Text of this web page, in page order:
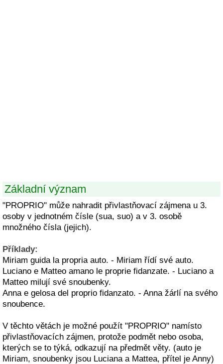
Základní význam
"PROPRIO" může nahradit přivlastňovací zájmena u 3.
osoby v jednotném čísle (sua, suo) a v 3. osobě
množného čísla (jejich).
Příklady:
Miriam guida la propria auto. - Miriam řídí své auto.
Luciano e Matteo amano le proprie fidanzate. - Luciano a
Matteo milují své snoubenky.
Anna e gelosa del proprio fidanzato. - Anna žárlí na svého
snoubence.
V těchto větách je možné použít "PROPRIO" namísto
přivlastňovacích zájmen, protože podmět nebo osoba,
kterých se to týká, odkazují na předmět věty. (auto je
Miriam, snoubenky jsou Luciana a Mattea, přítel je Anny)